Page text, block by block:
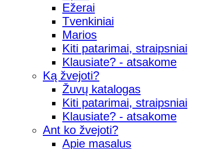
Ežerai
Tvenkiniai
Marios
Kiti patarimai, straipsniai
Klausiate? - atsakome
Ką žvejoti?
Žuvų katalogas
Kiti patarimai, straipsniai
Klausiate? - atsakome
Ant ko žvejoti?
Apie masalus